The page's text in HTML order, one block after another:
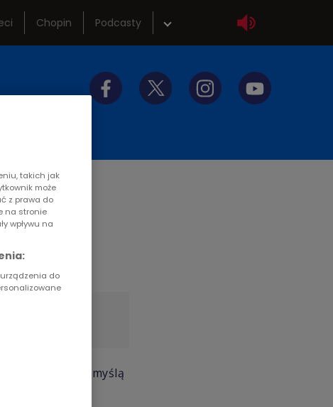
Chopin Podcasty
Szkolenia
30 lat. Z myślą
- droga do
takich jak
może
z prawa do
na stronie
wpływu na
do